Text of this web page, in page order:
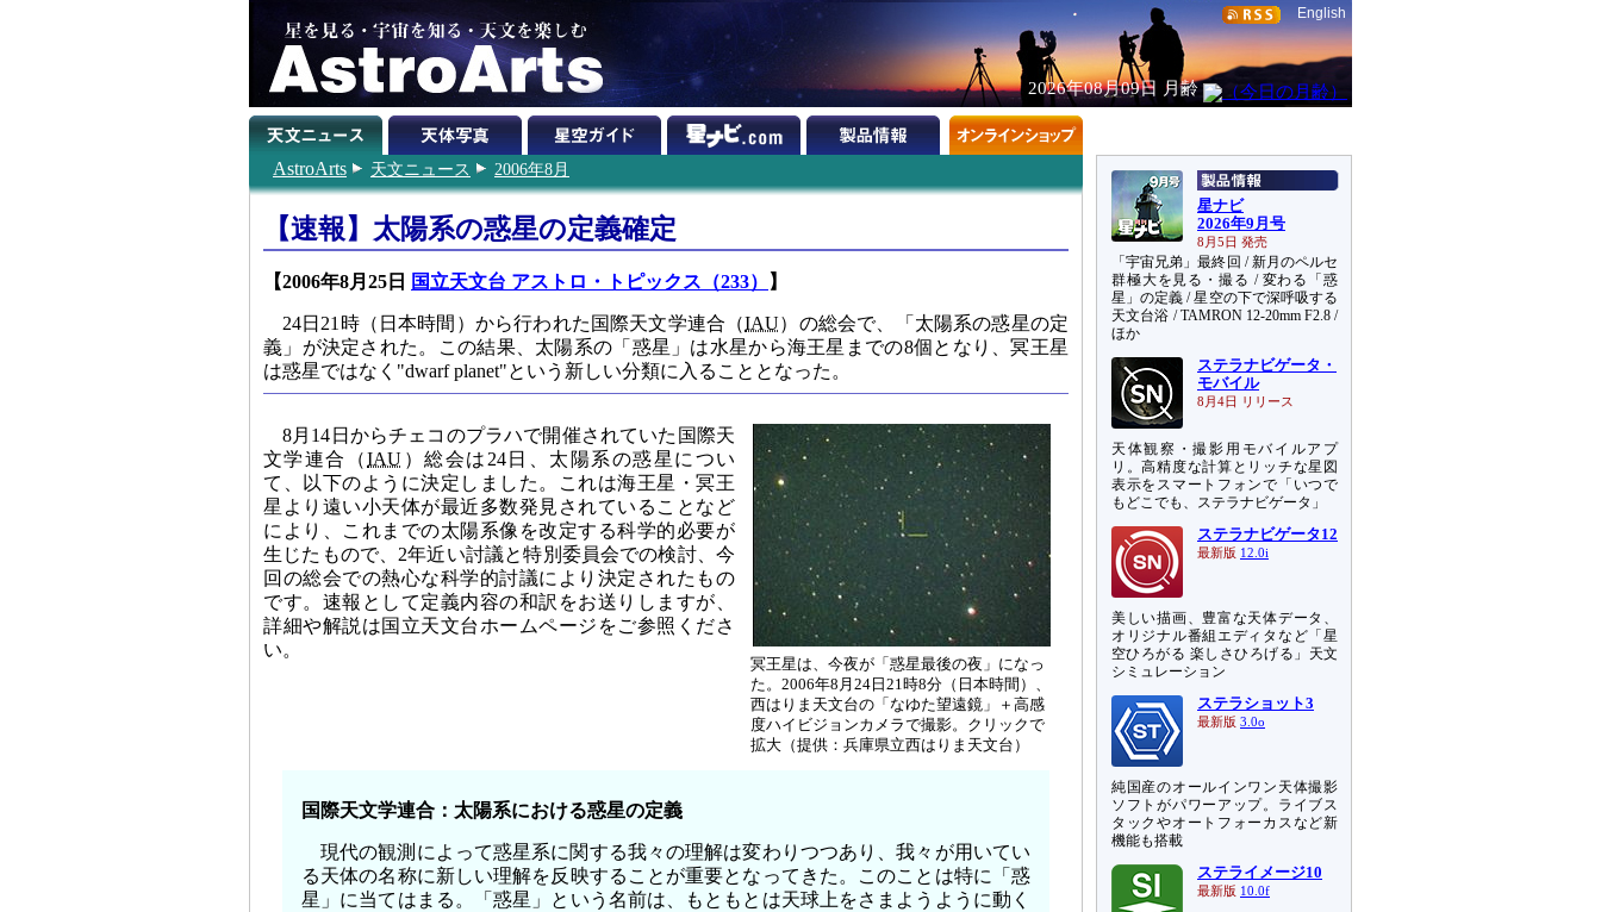
English
2026年08月09日 月齢
AstroArts 天文ニュース 2006年8月
【速報】太陽系の惑星の定義確定
【2006年8月25日 国立天文台 アストロ・トピックス（233） 】
24日21時（日本時間）から行われた国際天文学連合（IAU）の総会で、「太陽系の惑星の定
義」が決定された。この結果、太陽系の「惑星」は水星から海王星までの8個となり、冥王星
は惑星ではなく"dwarf planet"という新しい分類に入ることとなった。
冥王星は、今夜が「惑星最後の夜」になっ
た。2006年8月24日21時8分（日本時間）、
西はりま天文台の「なゆた望遠鏡」＋高感
度ハイビジョンカメラで撮影。クリックで
拡大（提供：兵庫県立西はりま天文台）
8月14日からチェコのプラハで開催されていた国際天
文学連合（IAU ）総会は24日、太陽系の惑星につい
て、以下のように決定しました。これは海王星・冥王
星より遠い小天体が最近多数発見されていることなど
により、これまでの太陽系像を改定する科学的必要が
生じたもので、2年近い討議と特別委員会での検討、今
回の総会での熱心な科学的討議により決定されたもの
です。速報として定義内容の和訳をお送りしますが、
詳細や解説は国立天文台ホームページをご参照くださ
い。
国際天文学連合：太陽系における惑星の定義
現代の観測によって惑星系に関する我々の理解は変わりつつあり、我々が用いてい
る天体の名称に新しい理解を反映することが重要となってきた。このことは特に「惑
星」に当てはまる。「惑星」という名前は、もともとは天球上をさまようように動く
星ナビ
2026年9月号
8月5日 発売
「宇宙兄弟」最終回 / 新月のペルセ
群極大を見る・撮る / 変わる「惑
星」の定義 / 星空の下で深呼吸する
天文台浴 / TAMRON 12-20mm F2.8 /
ほか
ステラナビゲータ・
モバイル
8月4日 リリース
天体観察・撮影用モバイルアプ
リ。高精度な計算とリッチな星図
表示をスマートフォンで「いつで
もどこでも、ステラナビゲータ」
ステラナビゲータ12
最新版 12.0i
美しい描画、豊富な天体データ、
オリジナル番組エディタなど「星
空ひろがる 楽しさひろげる」天文
シミュレーション
ステラショット3
最新版 3.0o
純国産のオールインワン天体撮影
ソフトがパワーアップ。ライブス
タックやオートフォーカスなど新
機能も搭載
ステライメージ10
最新版 10.0f